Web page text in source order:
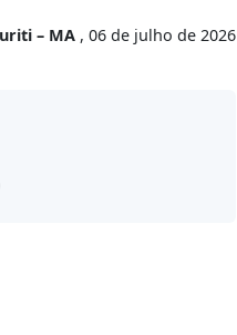
– MA , 06 de julho de 2026